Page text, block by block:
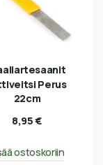
Perus
22cm
8,95€
ostoskoriin